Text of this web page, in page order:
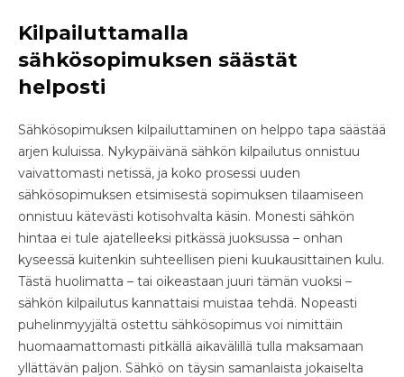
Kilpailuttamalla
sähkösopimuksen säästät
helposti
Sähkösopimuksen kilpailuttaminen on helppo tapa säästää
arjen kuluissa. Nykypäivänä sähkön kilpailutus onnistuu
vaivattomasti netissä, ja koko prosessi uuden
sähkösopimuksen etsimisestä sopimuksen tilaamiseen
onnistuu kätevästi kotisohvalta käsin. Monesti sähkön
hintaa ei tule ajatelleeksi pitkässä juoksussa – onhan
kyseessä kuitenkin suhteellisen pieni kuukausittainen kulu.
Tästä huolimatta – tai oikeastaan juuri tämän vuoksi –
sähkön kilpailutus kannattaisi muistaa tehdä. Nopeasti
puhelinmyyjältä ostettu sähkösopimus voi nimittäin
huomaamattomasti pitkällä aikavälillä tulla maksamaan
yllättävän paljon. Sähkö on täysin samanlaista jokaiselta